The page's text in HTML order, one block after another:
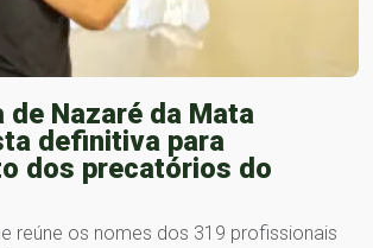
Nazaré da Mata
definitiva para
dos precatórios do
reúne os nomes dos 319 profissionais